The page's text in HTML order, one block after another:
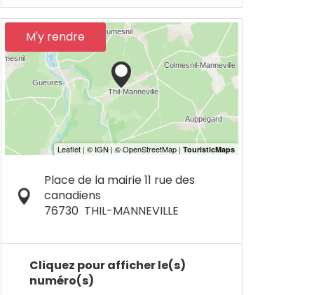
M'y rendre
Place de la mairie 11 rue des
canadiens
76730 THIL-MANNEVILLE
Cliquez pour afficher le(s)
numéro(s)